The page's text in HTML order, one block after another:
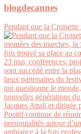
blogdecannes
Pendant que la